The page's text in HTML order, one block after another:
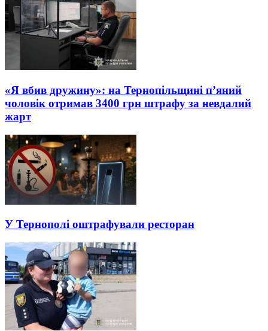
«Я вбив дружину»: на Тернопільщині п’яний
чоловік отримав 3400 грн штрафу за невдалий
жарт
У Тернополі оштрафували ресторан